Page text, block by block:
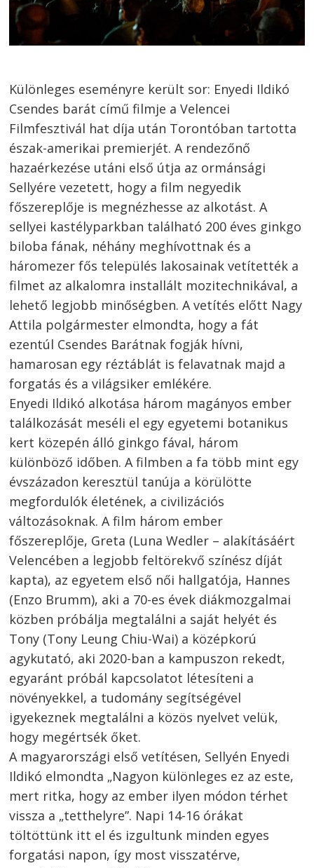
Különleges eseményre került sor: Enyedi Ildikó
Csendes barát című filmje a Velencei
Filmfesztivál hat díja után Torontóban tartotta
észak-amerikai premierjét. A rendezőnő
hazaérkezése utáni első útja az ormánsági
Sellyére vezetett, hogy a film negyedik
főszereplője is megnézhesse az alkotást. A
sellyei kastélyparkban található 200 éves ginkgo
biloba fának, néhány meghívottnak és a
háromezer fős település lakosainak vetítették a
filmet az alkalomra installált mozitechnikával, a
lehető legjobb minőségben. A vetítés előtt Nagy
Attila polgármester elmondta, hogy a fát
ezentúl Csendes Barátnak fogják hívni,
hamarosan egy réztáblát is felavatnak majd a
forgatás és a világsiker emlékére.
Enyedi Ildikó alkotása három magányos ember
találkozását meséli el egy egyetemi botanikus
kert közepén álló ginkgo fával, három
különböző időben. A filmben a fa több mint egy
évszázadon keresztül tanúja a körülötte
megfordulók életének, a civilizációs
változásoknak. A film három ember
főszereplője, Greta (Luna Wedler – alakításáért
Velencében a legjobb feltörekvő színész díját
kapta), az egyetem első női hallgatója, Hannes
(Enzo Brumm), aki a 70-es évek diákmozgalmai
közben próbálja megtalálni a saját helyét és
Tony (Tony Leung Chiu-Wai) a középkorú
agykutató, aki 2020-ban a kampuszon rekedt,
egyaránt próbál kapcsolatot létesíteni a
növényekkel, a tudomány segítségével
igyekeznek megtalálni a közös nyelvet velük,
hogy megértsék őket.
A magyarországi első vetítésen, Sellyén Enyedi
Ildikó elmondta „Nagyon különleges ez az este,
mert ritka, hogy az ember ilyen módon térhet
vissza a „tetthelyre”. Napi 14-16 órákat
töltöttünk itt el és izgultunk minden egyes
forgatási napon, így most visszatérve,